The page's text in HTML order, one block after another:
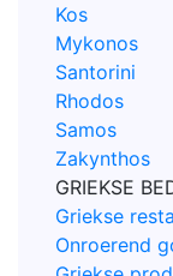
Kos
Mykonos
Santorini
Rhodos
Samos
Zakynthos
GRIEKSE
Griekse
Onroerend